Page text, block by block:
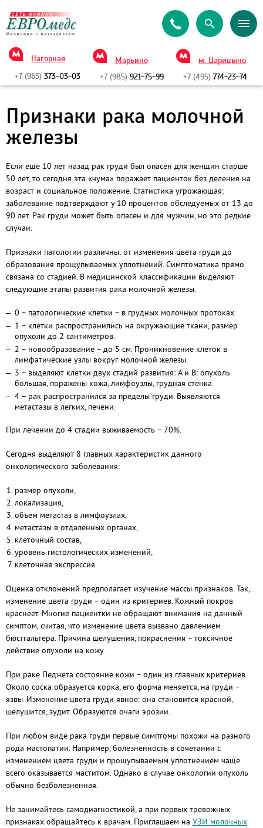
Нагорная
+7 (965) 373-03-03
Марьино
+7 (985)921-75-99
м. Царицыно
+7 (495) 774-23-74
Признаки рака молочной
железы
Если еще 10 лет назад рак груди был опасен для женщин старше
50 лет, то сегодня эта «чума» поражает пациенток без деления на
возраст и социальное положение. Статистика угрожающая:
заболевание подтверждают у 10 процентов обследуемых от 13 до
90 лет. Рак груди может быть опасен и для мужчин, но это редкие
случаи.
Признаки патологии различны: от изменения цвета груди до
образования прощупываемых уплотнений. Симптоматика прямо
связана со стадией. В медицинской классификации выделяют
следующие этапы развития рака молочной железы.
0 – патологические клетки – в грудных молочных протоках.
1 – клетки распространились на окружающие ткани, размер
опухоли до 2 сантиметров.
2 – новообразование – до 5 см. Проникновение клеток в
лимфатические узлы вокруг молочной железы.
3 – выделяют клетки двух стадий развития: А и B: опухоль
большая, поражены кожа, лимфоузлы, грудная стенка.
4 – рак распространился за пределы груди. Выявляются
метастазы в легких, печени.
При лечении до 4 стадии выживаемость – 70%.
Сегодня выделяют 8 главных характеристик данного
онкологического заболевания:
размер опухоли,
локализация,
объем метастаз в лимфоузлах,
метастазы в отдаленных органах,
клеточный состав,
уровень гистологических изменений,
клеточная экспрессия.
Оценка отклонений предполагает изучение массы признаков. Так,
изменение цвета груди – один из критериев. Кожный покров
краснеет. Многие пациентки не обращают внимания на данный
симптом, считая, что изменение цвета вызвано давлением
бюстгальтера. Причина шелушения, покраснения – токсичное
действие опухоли на кожу.
При раке Педжета состояние кожи – один из главных критериев.
Около соска образуется корка, его форма меняется, на груди –
язвы. Изменение цвета груди явное: она становится красной,
шелушится, зудит. Образуются очаги эрозии.
При любом виде рака груди первые симптомы похожи на разного
рода мастопатии. Например, болезненность в сочетании с
изменением цвета груди и прощупываемым уплотнением чаще
всего оказывается маститом. Однако в случае онкологии опухоль
обычно безболезненная.
Не занимайтесь самодиагностикой, а при первых тревожных
признаках обращайтесь к врачам. Приглашаем на УЗИ молочных